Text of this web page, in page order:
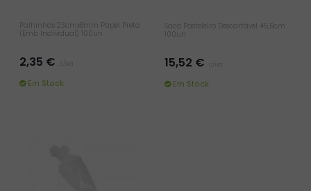
Palhinhas 23cmx8mm Papel Preto
(Emb Individual) 100un
2,35 €
Em Stock
Saco Pasteleiro Descartável 45,5cm
100un
15,52 €
Em Stock